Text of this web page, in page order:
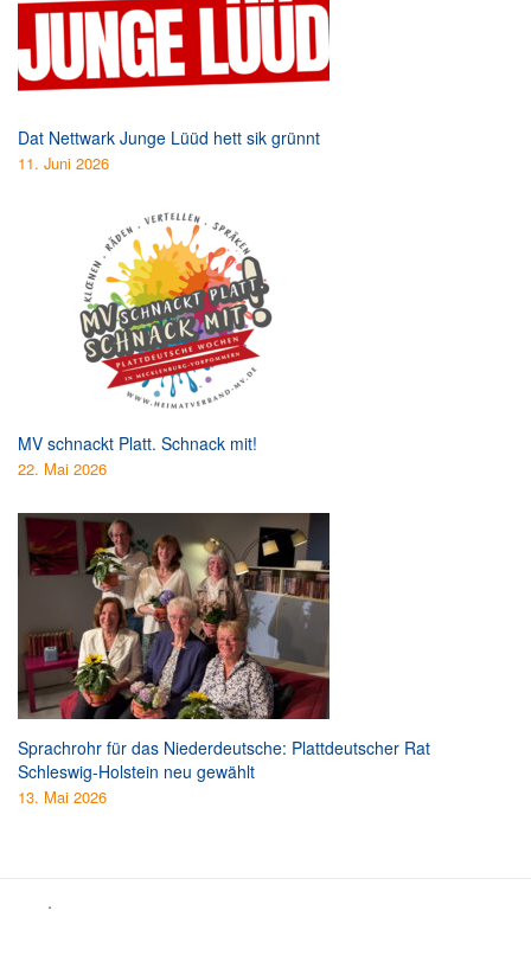
Dat Nettwark Junge Lüüd hett sik grünnt
11. Juni 2026
MV schnackt Platt. Schnack mit!
22. Mai 2026
Sprachrohr für das Niederdeutsche: Plattdeutscher Rat
Schleswig-Holstein neu gewählt
13. Mai 2026
.